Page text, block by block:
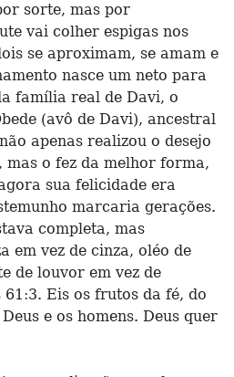
sorte, mas por
vai colher espigas nos
se aproximam, se amam e
nasce um neto para
família real de Davi, o
(avô de Davi), ancestral
apenas realizou o desejo
mas o fez da melhor forma,
sua felicidade era
marcaria gerações.
completa, mas
em vez de cinza, oléo de
de louvor em vez de
Eis os frutos da fé, do
e os homens. Deus quer